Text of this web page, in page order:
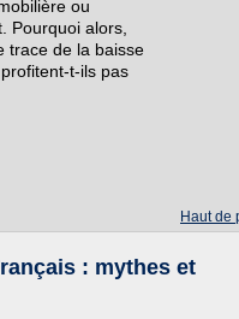
ou
Pourquoi alors,
trace de la baisse
t-ils pas
Haut de
: mythes et